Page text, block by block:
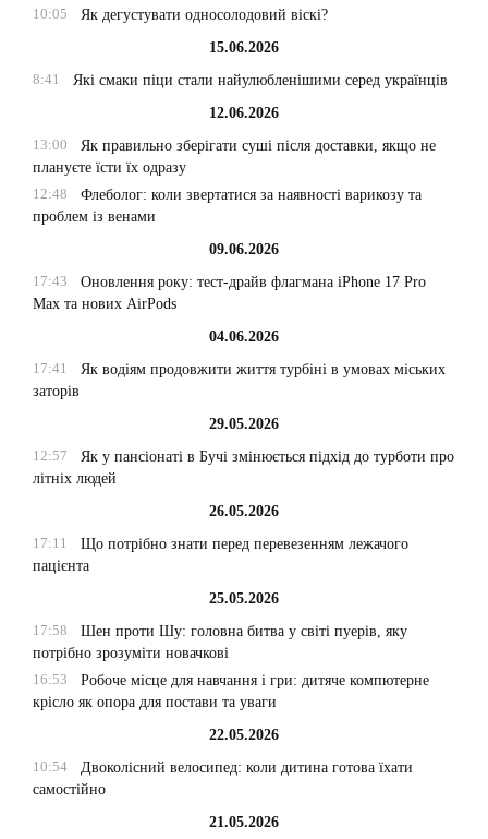
10:05
Як дегустувати односолодовий віскі?
15.06.2026
8:41
Які смаки піци стали найулюбленішими серед українців
12.06.2026
13:00
Як правильно зберігати суші після доставки, якщо не
плануєте їсти їх одразу
12:48
Флеболог: коли звертатися за наявності варикозу та
проблем із венами
09.06.2026
17:43
Оновлення року: тест-драйв флагмана iPhone 17 Pro
Max та нових AirPods
04.06.2026
17:41
Як водіям продовжити життя турбіні в умовах міських
заторів
29.05.2026
12:57
Як у пансіонаті в Бучі змінюється підхід до турботи про
літніх людей
26.05.2026
17:11
Що потрібно знати перед перевезенням лежачого
пацієнта
25.05.2026
17:58
Шен проти Шу: головна битва у світі пуерів, яку
потрібно зрозуміти новачкові
16:53
Робоче місце для навчання і гри: дитяче компютерне
крісло як опора для постави та уваги
22.05.2026
10:54
Двоколісний велосипед: коли дитина готова їхати
самостійно
21.05.2026